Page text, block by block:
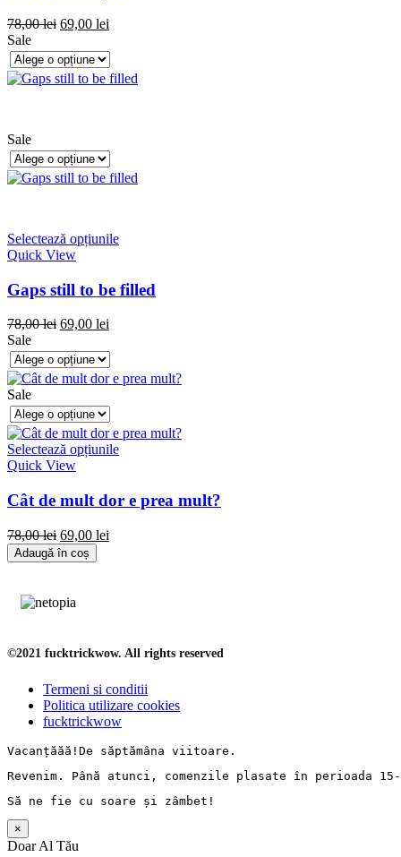
78,00lei 69,00 lei
Sale
Sale
Selectează opțiunile
Quick View
Gaps still to be filled
78,00lei 69,00 lei
Sale
Sale
Selectează opțiunile
Quick View
Cât de mult dor e prea mult?
78,00lei 69,00 lei
Adaugă în coș
©2021 fucktrickwow. All rights reserved
Termeni si conditii
Politica utilizare cookies
fucktrickwow
Vacanțăăă!De săptămâna viitoare.
Revenim. Până atunci, comenzile plasate în perioada
Să ne fie cu soare și zâmbet !
×
Doar Al Tău